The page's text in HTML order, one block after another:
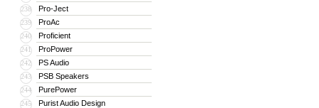
238 Pro-Ject
239 ProAc
240 Proficient
241 ProPower
242 PS Audio
243 PSB Speakers
244 PurePower
245 Purist Audio Design